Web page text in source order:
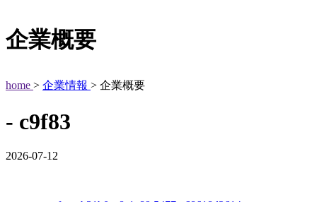
企業概要
home > 企業情報 > 企業概要
- c9f83
2026-07-12